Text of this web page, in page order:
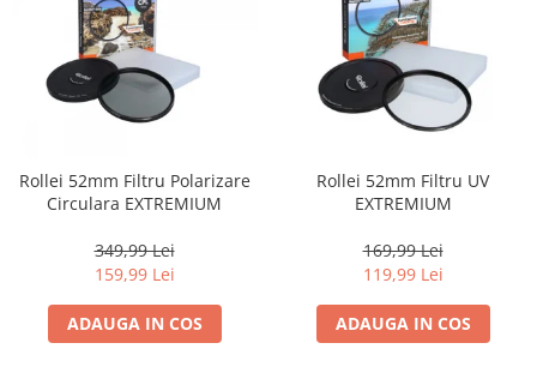
Rollei 52mm Filtru Polarizare
Circulara EXTREMIUM
349,99 Lei
159,99 Lei
ADAUGA IN COS
Rollei 52mm Filtru UV
EXTREMIUM
169,99 Lei
119,99 Lei
ADAUGA IN COS